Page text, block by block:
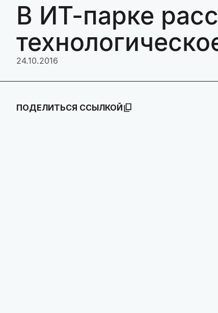
В ИТ-парке
24.10.2016
ПОДЕЛИТЬСЯ ССЫЛКОЙ